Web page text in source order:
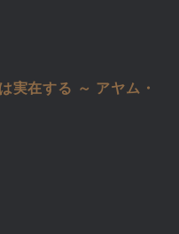
実在する ～ アヤム・